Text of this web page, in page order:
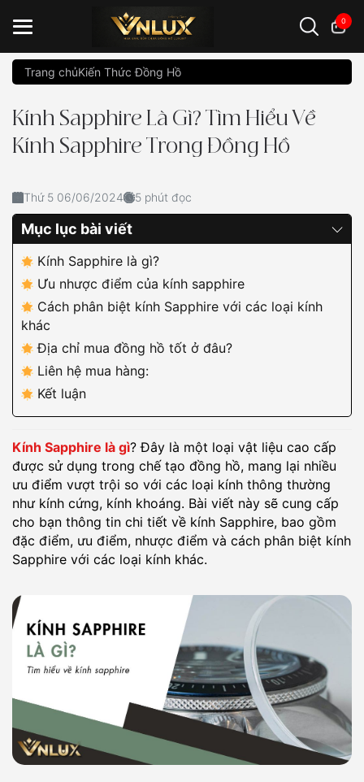
0
Đồng hồ casio đồng hồ G-Shock đồng hồ Orient ...
Trang chủKiến Thức Đồng Hồ
Kính Sapphire Là Gì? Tìm Hiểu Về
Kính Sapphire Trong Đồng Hồ
Thứ 5 06/06/2024 5 phút đọc
Mục lục bài viết
Kính Sapphire là gì?
Ưu nhược điểm của kính sapphire
Cách phân biệt kính Sapphire với các loại kính
khác
Địa chỉ mua đồng hồ tốt ở đâu?
Liên hệ mua hàng:
Kết luận
Kính Sapphire là gì? Đây là một loại vật liệu cao cấp
được sử dụng trong chế tạo đồng hồ, mang lại nhiều
ưu điểm vượt trội so với các loại kính thông thường
như kính cứng, kính khoáng. Bài viết này sẽ cung cấp
cho bạn thông tin chi tiết về kính Sapphire, bao gồm
đặc điểm, ưu điểm, nhược điểm và cách phân biệt kính
Sapphire với các loại kính khác.